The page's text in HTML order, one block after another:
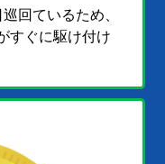
回ているため、
すぐに駆け付け